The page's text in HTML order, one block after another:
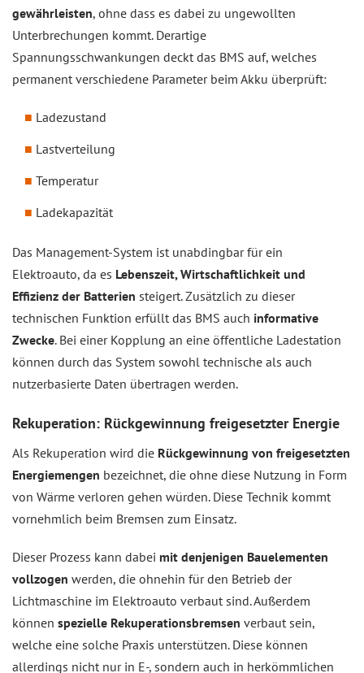
gewährleisten, ohne dass es dabei zu ungewollten
Unterbrechungen kommt. Derartige
Spannungsschwankungen deckt das BMS auf, welches
permanent verschiedene Parameter beim Akku überprüft:
Ladezustand
Lastverteilung
Temperatur
Ladekapazität
Das Management-System ist unabdingbar für ein
Elektroauto, da es Lebenszeit, Wirtschaftlichkeit und
Effizienz der Batterien steigert. Zusätzlich zu dieser
technischen Funktion erfüllt das BMS auch informative
Zwecke. Bei einer Kopplung an eine öffentliche Ladestation
können durch das System sowohl technische als auch
nutzerbasierte Daten übertragen werden.
Rekuperation: Rückgewinnung freigesetzter Energie
Als Rekuperation wird die Rückgewinnung von freigesetzten
Energiemengen bezeichnet, die ohne diese Nutzung in Form
von Wärme verloren gehen würden. Diese Technik kommt
vornehmlich beim Bremsen zum Einsatz.
Dieser Prozess kann dabei mit denjenigen Bauelementen
vollzogen werden, die ohnehin für den Betrieb der
Lichtmaschine im Elektroauto verbaut sind. Außerdem
können spezielle Rekuperationsbremsen verbaut sein,
welche eine solche Praxis unterstützen. Diese können
allerdings nicht nur in E-, sondern auch in herkömmlichen